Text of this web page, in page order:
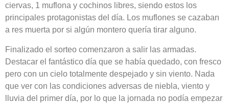
ciervas, 1 muflona y cochinos libres, siendo estos los
principales protagonistas del día. Los muflones se cazaban
a res muerta por si algún montero quería tirar alguno.
Finalizado el sorteo comenzaron a salir las armadas.
Destacar el fantástico día que se había quedado, con fresco
pero con un cielo totalmente despejado y sin viento. Nada
que ver con las condiciones adversas de niebla, viento y
lluvia del primer día, por lo que la jornada no podía empezar